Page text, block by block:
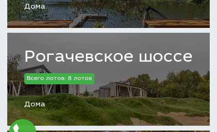
Дома
Рогачевское шоссе
Всего лотов: 8 лотов
Дома